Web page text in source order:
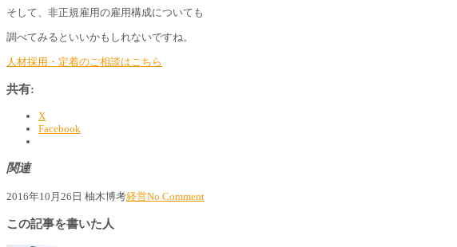
そして、非正規雇用の雇用構成についても
調べてみるといいかもしれないですね。
人材採用・定着のご相談はこちら
共有:
X
Facebook
関連
2016年10月26日 柚木博考経営No Comment
この記事を書いた人